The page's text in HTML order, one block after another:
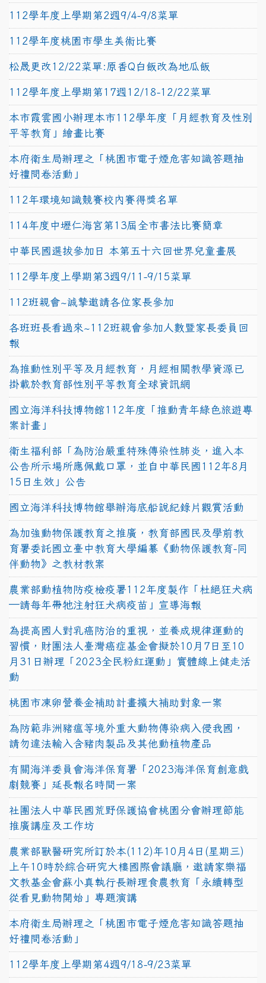
112學年度上學期第2週9/4-9/8菜單
112學年度桃園市學生美術比賽
松晟更改12/22菜單:原香Q白飯改為地瓜飯
112學年度上學期第17週12/18-12/22菜單
本市霞雲國小辦理本市112學年度「月經教育及性別
平等教育」繪畫比賽
本府衛生局辦理之「桃園市電子煙危害知識答題抽
好禮問卷活動」
112年環境知識競賽校內賽得獎名單
114年度中壢仁海宮第13屆全市書法比賽簡章
中華民國選拔參加日 本第五十六回世界兒童畫展
112學年度上學期第3週9/11-9/15菜單
112班親會~誠摯邀請各位家長參加
各班班長看過來~112班親會參加人數暨家長委員回
報
為推動性別平等及月經教育，月經相關教學資源已
掛載於教育部性別平等教育全球資訊網
國立海洋科技博物館112年度「推動青年綠色旅遊專
案計畫」
衛生福利部「為防治嚴重特殊傳染性肺炎，進入本
公告所示場所應佩戴口罩，並自中華民國112年8月
15日生效」公告
國立海洋科技博物館舉辦海底船說紀錄片觀賞活動
為加強動物保護教育之推廣，教育部國民及學前教
育署委託國立臺中教育大學編纂《動物保護教育-同
伴動物》之教材教案
農業部動植物防疫檢疫署112年度製作「杜絕狂犬病
—請每年帶牠注射狂犬病疫苗」宣導海報
為提高國人對乳癌防治的重視，並養成規律運動的
習慣，財團法人臺灣癌症基金會擬於10月7日至10
月31日辦理「2023全民粉紅運動」實體線上健走活
動
桃園市凍卵營養金補助計畫擴大補助對象一案
為防範非洲豬瘟等境外重大動物傳染病入侵我國，
請勿違法輸入含豬肉製品及其他動植物產品
有關海洋委員會海洋保育署「2023海洋保育創意戲
劇競賽」延長報名時間一案
社團法人中華民國荒野保護協會桃園分會辦理節能
推廣講座及工作坊
農業部獸醫研究所訂於本(112)年10月4日(星期三)
上午10時於綜合研究大樓國際會議廳，邀請家樂福
文教基金會蘇小真執行長辦理食農教育「永續轉型
從看見動物開始」專題演講
本府衛生局辦理之「桃園市電子煙危害知識答題抽
好禮問卷活動」
112學年度上學期第4週9/18-9/23菜單